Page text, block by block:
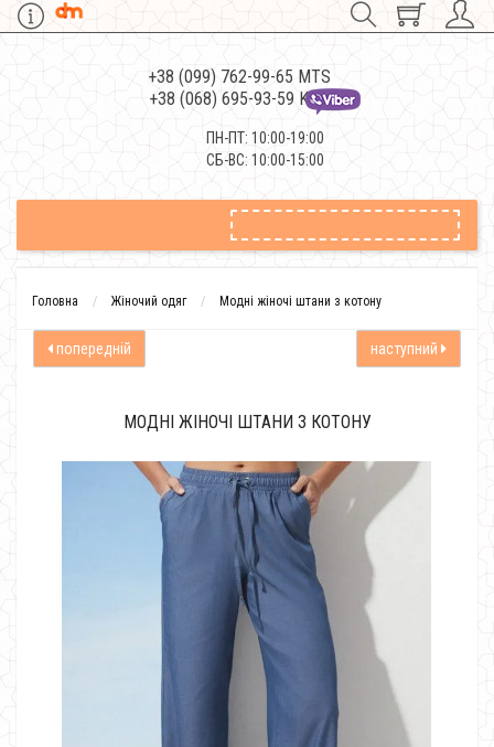
+38 (099) 762-99-65 MTS
+38 (068) 695-93-59 Kievstar
ПН-ПТ: 10:00-19:00
СБ-ВС: 10:00-15:00
Головна Жіночий одяг Модні жіночі штани з котону
попередній наступний
МОДНІ ЖІНОЧІ ШТАНИ З КОТОНУ